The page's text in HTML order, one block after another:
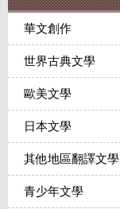
華文創作
世界古典文學
歐美文學
日本文學
其他地區翻譯文學
青少年文學